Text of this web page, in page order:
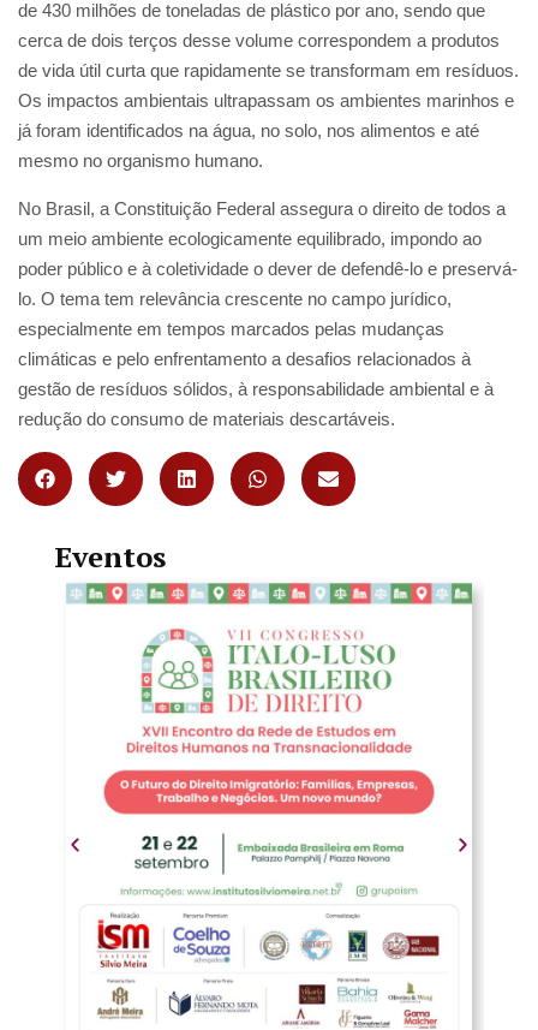
de 430 milhões de toneladas de plástico por ano, sendo que
cerca de dois terços desse volume correspondem a produtos
de vida útil curta que rapidamente se transformam em resíduos.
Os impactos ambientais ultrapassam os ambientes marinhos e
já foram identificados na água, no solo, nos alimentos e até
mesmo no organismo humano.
No Brasil, a Constituição Federal assegura o direito de todos a
um meio ambiente ecologicamente equilibrado, impondo ao
poder público e à coletividade o dever de defendê-lo e preservá-
lo. O tema tem relevância crescente no campo jurídico,
especialmente em tempos marcados pelas mudanças
climáticas e pelo enfrentamento a desafios relacionados à
gestão de resíduos sólidos, à responsabilidade ambiental e à
redução do consumo de materiais descartáveis.
Eventos